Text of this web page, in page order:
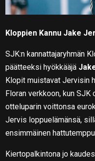
Kloppien Kannu Jake
SJK:n kannattajaryhmän
päätteeksi hyökkääjä
Klopit muistavat Jervisin
Floran verkkoon, kun
otteluparin voittonsa
Jervis loppuelämänsä,
ensimmäinen
Kiertopalkintona jo